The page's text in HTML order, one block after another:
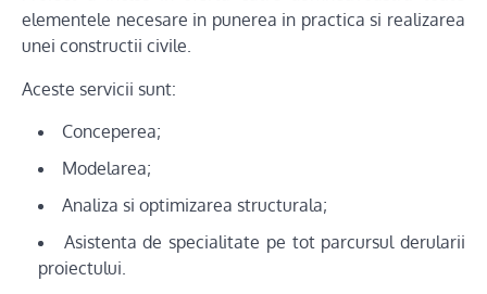
elementele necesare in punerea in practica si realizarea
unei constructii civile.
Aceste servicii sunt:
Conceperea;
Modelarea;
Analiza si optimizarea structurala;
Asistenta de specialitate pe tot parcursul derularii
proiectului.